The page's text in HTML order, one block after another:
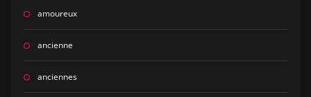
amoureux
ancienne
anciennes